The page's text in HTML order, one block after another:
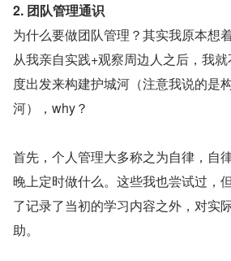
2. 团队管理通识
为什么要做团队管理？其实我原本想
从我亲自实践+观察周边人之后，我
度出发来构建护城河（注意我说的是
河），why？
首先，个人管理大多称之为自律，自
晚上定时做什么。这些我也尝试过，
了记录了当初的学习内容之外，对实
助。